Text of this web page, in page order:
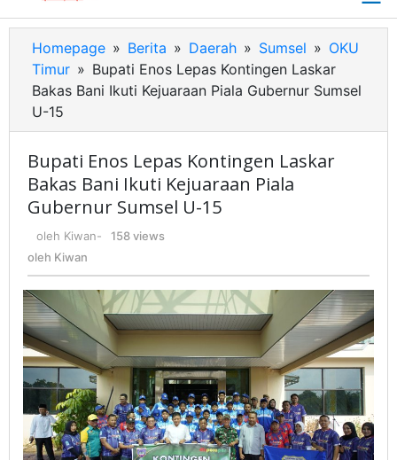
Homepage » Berita » Daerah » Sumsel » OKU
Timur » Bupati Enos Lepas Kontingen Laskar
Bakas Bani Ikuti Kejuaraan Piala Gubernur Sumsel
U-15
Bupati Enos Lepas Kontingen Laskar
Bakas Bani Ikuti Kejuaraan Piala
Gubernur Sumsel U-15
oleh Kiwan-
158 views
oleh Kiwan